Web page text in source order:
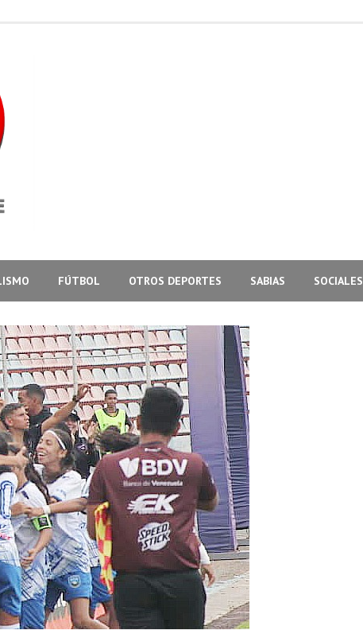
FÚTBOL OTROS DEPORTES SABIAS SOCIALES